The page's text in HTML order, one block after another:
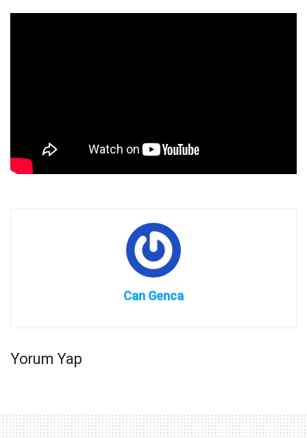
Can Genca
Yorum Yap